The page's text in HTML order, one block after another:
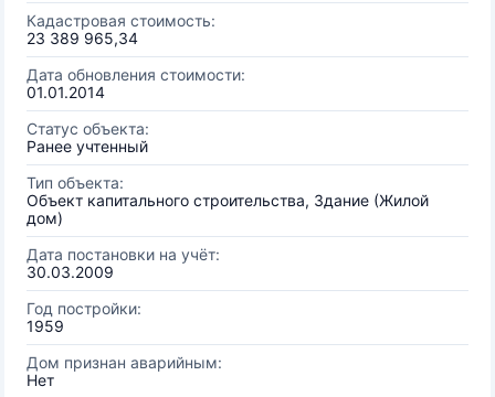
Кадастровая стоимость:
23 389 965,34
Дата обновления стоимости:
01.01.2014
Статус объекта:
Ранее учтенный
Тип объекта:
Объект капитального строительства, Здание (Жилой
дом)
Дата постановки на учёт:
30.03.2009
Год постройки:
1959
Дом признан аварийным:
Нет